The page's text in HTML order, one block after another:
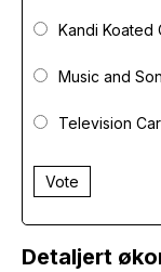
Kandi Koated
Music and
Television
Vote
Detaljert